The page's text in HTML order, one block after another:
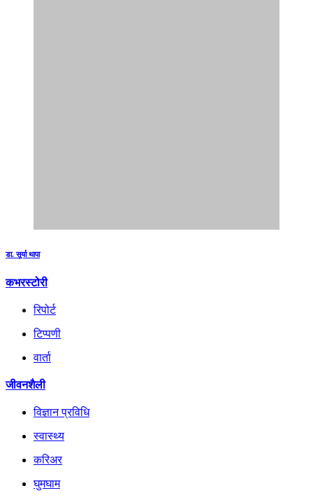
डा. सूर्या थापा
कभरस्टोरी
रिपोर्ट
टिप्पणी
वार्ता
जीवनशैली
विज्ञान प्रविधि
स्वास्थ्य
करिअर
घुमघाम